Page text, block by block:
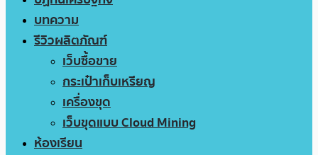
บทความ
รีวิวผลิตภัณฑ์
เว็บซื้อขาย
กระเป๋าเก็บเหรียญ
เครื่องขุด
เว็บขุดแบบ Cloud Mining
ห้องเรียน